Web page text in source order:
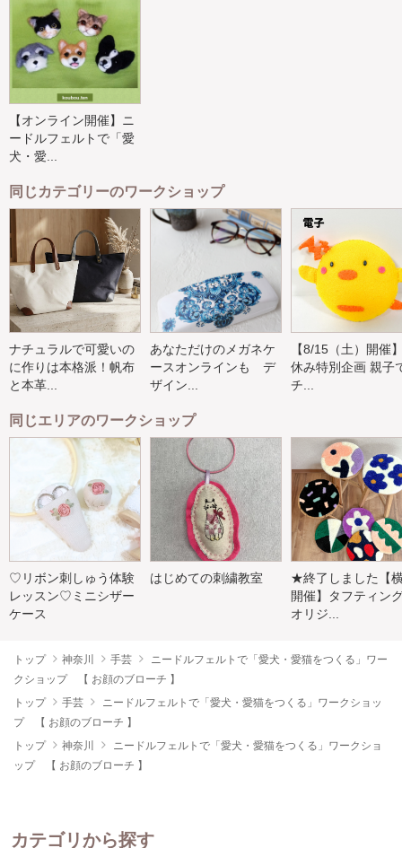
【オンライン開催】ニ
ードルフェルトで「愛
犬・愛...
同じカテゴリーのワークショップ
ナチュラルで可愛いの
に作りは本格派！帆布
と本革...
あなただけのメガネケ
ースオンラインも デ
ザイン...
【8/15（土）開催
休み特別企画 親子
チ...
同じエリアのワークショップ
♡リボン刺しゅう体験
レッスン♡ミニシザー
ケース
はじめての刺繍教室
★終了しました【
開催】タフティン
オリジ...
トップ 神奈川 手芸
ニードルフェルトで「愛犬・愛猫をつくる」ワー
クショップ 【 お顔のブローチ 】
トップ
手芸
ニードルフェルトで「愛犬・愛猫をつくる」ワークショッ
プ 【 お顔のブローチ 】
トップ
神奈川
ニードルフェルトで「愛犬・愛猫をつくる」ワークショ
ップ 【 お顔のブローチ 】
カテゴリから探す